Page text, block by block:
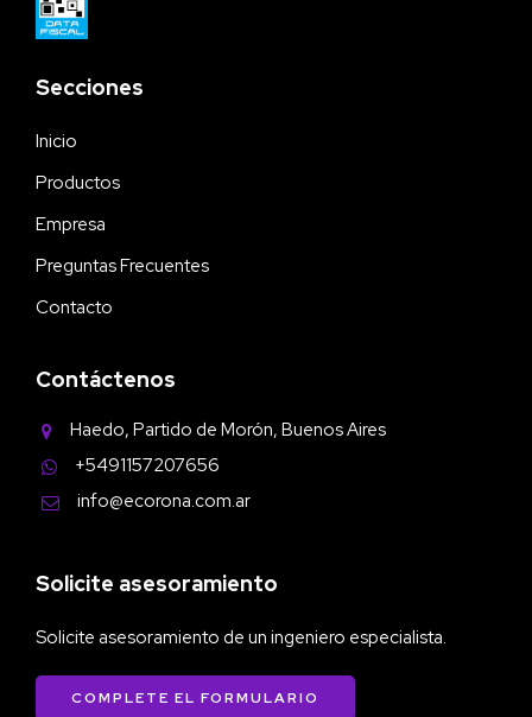
Secciones
Inicio
Productos
Empresa
Preguntas Frecuentes
Contacto
Contáctenos
Haedo, Partido de Morón, Buenos Aires
+5491157207656
info@ecorona.com.ar
Solicite asesoramiento
Solicite asesoramiento de un ingeniero especialista.
COMPLETE EL FORMULARIO